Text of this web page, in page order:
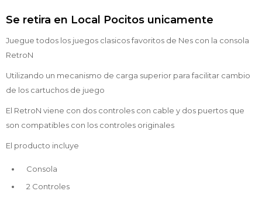
Se retira en Local Pocitos unicamente
Juegue todos los juegos clasicos favoritos de Nes con la consola
RetroN
Utilizando un mecanismo de carga superior para facilitar cambio
de los cartuchos de juego
El RetroN viene con dos controles con cable y dos puertos que
son compatibles con los controles originales
El producto incluye
Consola
2 Controles